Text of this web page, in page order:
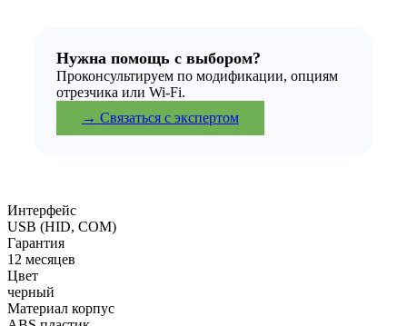
Нужна помощь с выбором?
Проконсультируем по модификации, опциям
отрезчика или Wi-Fi.
→ Связаться с экспертом
Интерфейс
USB (HID, COM)
Гарантия
12 месяцев
Цвет
черный
Материал корпус